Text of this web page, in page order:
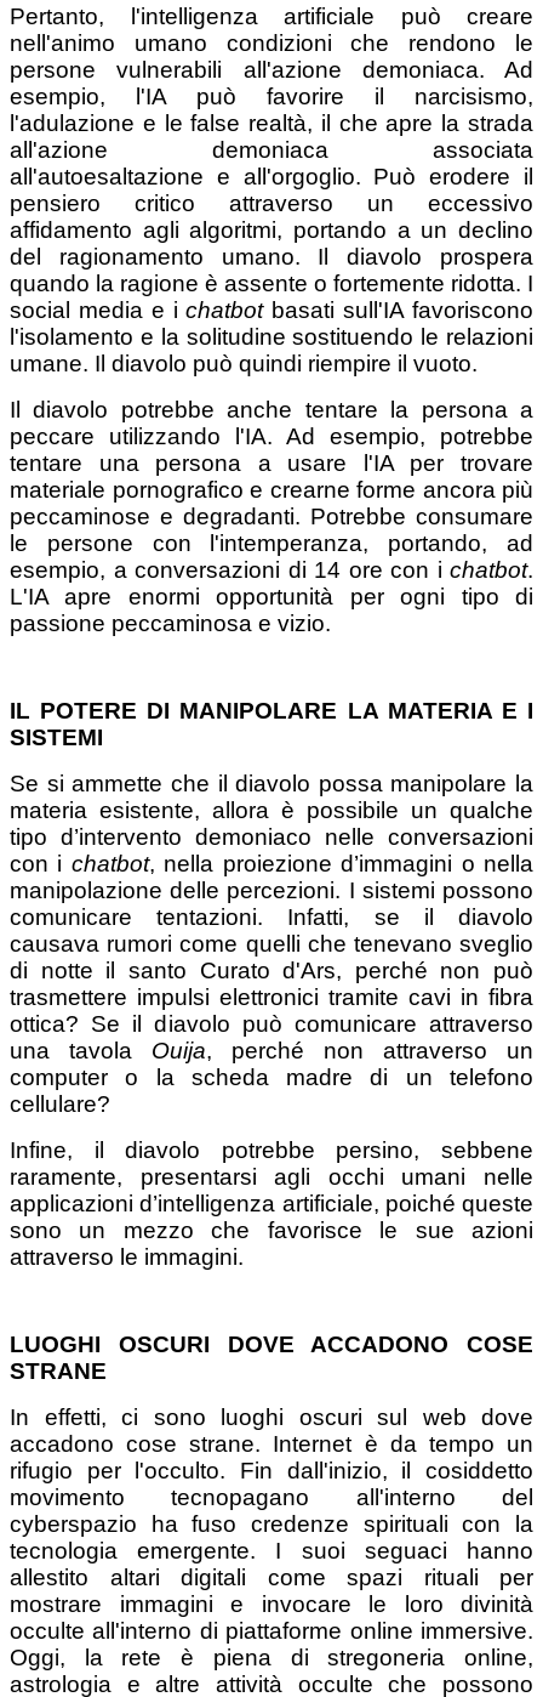
Pertanto, l'intelligenza artificiale può creare
nell'animo umano condizioni che rendono le
persone vulnerabili all'azione demoniaca. Ad
esempio, l'IA può favorire il narcisismo,
l'adulazione e le false realtà, il che apre la strada
all'azione demoniaca associata
all'autoesaltazione e all'orgoglio. Può erodere il
pensiero critico attraverso un eccessivo
affidamento agli algoritmi, portando a un declino
del ragionamento umano. Il diavolo prospera
quando la ragione è assente o fortemente ridotta. I
social media e ichatbotbasati sull'IA favoriscono
l'isolamento e la solitudine sostituendo le relazioni
umane. Il diavolo può quindi riempire il vuoto.
Il diavolo potrebbe anche tentare la persona a
peccare utilizzando l'IA. Ad esempio, potrebbe
tentare una persona a usare l'IA per trovare
materiale pornografico e crearne forme ancora più
peccaminose e degradanti. Potrebbe consumare
le persone con l'intemperanza, portando, ad
esempio, a conversazioni di 14 ore con i chatbot.
L'IA apre enormi opportunità per ogni tipo di
passione peccaminosa e vizio.
IL POTERE DI MANIPOLARE LA MATERIA E I
SISTEMI
Se si ammette che il diavolo possa manipolare la
materia esistente, allora è possibile un qualche
tipo d’intervento demoniaco nelle conversazioni
con i chatbot, nella proiezione d’immagini o nella
manipolazione delle percezioni. I sistemi possono
comunicare tentazioni. Infatti, se il diavolo
causava rumori come quelli che tenevano sveglio
di notte il santo Curato d'Ars, perché non può
trasmettere impulsi elettronici tramite cavi in fibra
ottica? Se il diavolo può comunicare attraverso
una tavola Ouija, perché non attraverso un
computer o la scheda madre di un telefono
cellulare?
Infine, il diavolo potrebbe persino, sebbene
raramente, presentarsi agli occhi umani nelle
applicazioni d’intelligenza artificiale, poiché queste
sono un mezzo che favorisce le sue azioni
attraverso le immagini.
LUOGHI OSCURI DOVE ACCADONO COSE
STRANE
In effetti, ci sono luoghi oscuri sul web dove
accadono cose strane. Internet è da tempo un
rifugio per l'occulto. Fin dall'inizio, il cosiddetto
movimento tecnopagano all'interno del
cyberspazio ha fuso credenze spirituali con la
tecnologia emergente. I suoi seguaci hanno
allestito altari digitali come spazi rituali per
mostrare immagini e invocare le loro divinità
occulte all'interno di piattaforme online immersive.
Oggi, la rete è piena di stregoneria online,
astrologia e altre attività occulte che possono